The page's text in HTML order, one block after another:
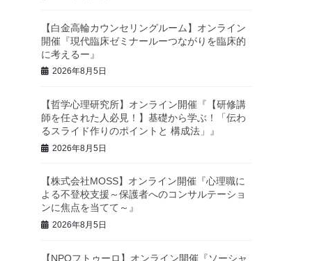
【白金高輪カウンセリングルーム】オンライン
開催『現代臨床ゼミナールーつながりを臨床的
に考えるー』
2026年8月5日
【哲学心理研究所】オンライン開催『【研修講
師を任された人必見！】基礎から学ぶ！「伝わ
るスライド作りのポイントと 構成法」』
2026年8月5日
【株式会社MOSS】オンライン開催『心理職に
よる不登校支援～保護者へのコンサルテーショ
ンに焦点を当てて～』
2026年8月5日
【NPOフトゥーロ】オンライン開催『ソーシャ